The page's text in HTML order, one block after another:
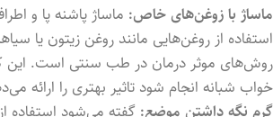
ماساژ با زوغن‌های خاص: ماساژ پاشنه پا و
استفاده از روغن‌هایی مانند روغن زیتون یا
روش‌های موثر درمان در طب سنتی است. این
خواب شبانه انجام ‌شود تاثیر بهتری را ارائه
گرم نگه داشتن موضع: گفته می‌شود استفاده